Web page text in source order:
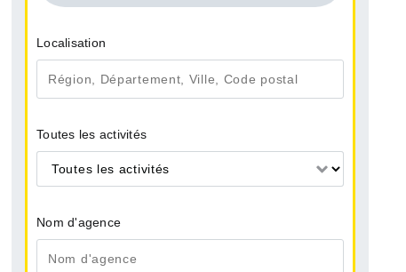
Localisation
Toutes les activités
Toutes les activités
Nom d'agence